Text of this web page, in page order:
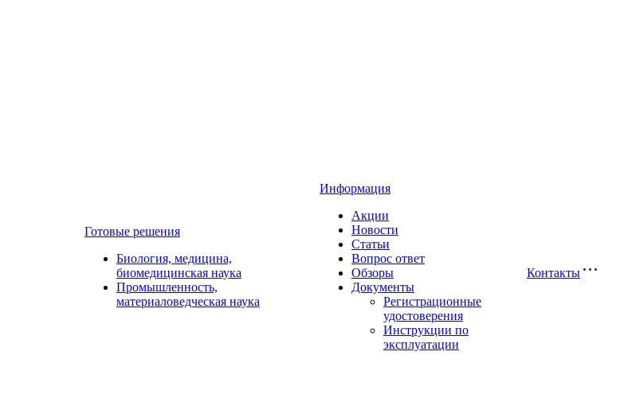
Готовые решения
Биология, медицина,
биомедицинская наука
Промышленность,
материаловедческая наука
Информация
Акции
Новости
Статьи
Вопрос ответ
Обзоры
Документы
Регистрационные
удостоверения
Инструкции по
эксплуатации
Контакты